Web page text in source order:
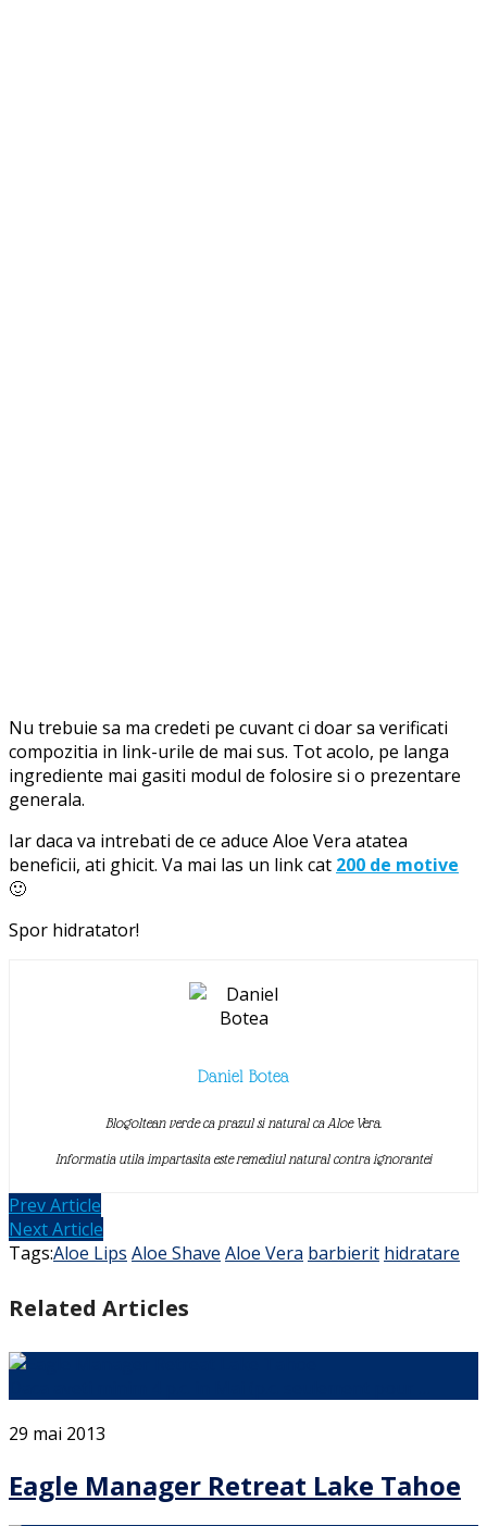
Nu trebuie sa ma credeti pe cuvant ci doar sa verificati
compozitia in link-urile de mai sus. Tot acolo, pe langa
ingrediente mai gasiti modul de folosire si o prezentare
generala.
Iar daca va intrebati de ce aduce Aloe Vera atatea
beneficii, ati ghicit. Va mai las un link cat 200 de motive
🙂
Spor hidratator!
Daniel Botea
Blogoltean verde ca prazul si natural ca Aloe Vera.
Informatia utila impartasita este remediul natural contra ignorantei
Prev Article
Next Article
Tags:Aloe Lips Aloe Shave Aloe Vera barbierit hidratare
Related Articles
29 mai 2013
Eagle Manager Retreat Lake Tahoe